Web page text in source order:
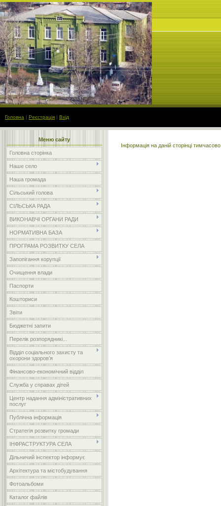
Головна | Реєстрація | Вхід
Меню сайту
Головна сторінка
Наше село
Наша громада
Сільський голова
СІЛЬСЬКА РАДА
ВИКОНАВЧІ ОРГАНИ РАДИ
НОРМАТИВНА БАЗА
ПРОГРАМА РОЗВИТКУ СЕЛА
Запопігання корупції
Очищення влади
Паспорти
Кошториси
Звіти
Бюджетні запити
Перелік розпорядникі...
Відділ соціального захисту та
охорони здоров’я
Фінансово-економічний відділ
Служба у справах дітей
Центр надання адміністративних
послуг
Публічна інформація
Стратегія розвитку громади
ІНФРАСТРУКТУРА СЕЛА
Дільничий інспектор інформує
Архітектура та містобудування
Фотоальбоми
Каталог файлів
Інформація на даній сторінці